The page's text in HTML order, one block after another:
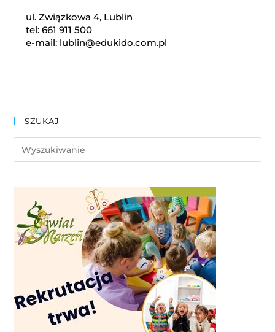
ul. Związkowa 4, Lublin
tel: 661 911 500
e-mail: lublin@edukido.com.pl
SZUKAJ